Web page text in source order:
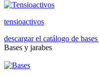
tensioactivos
descargar el catálogo de bases
Bases y jarabes